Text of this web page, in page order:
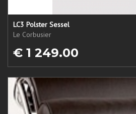
LC3 Polster Sessel
Le Corbusier
€ 1 249.00